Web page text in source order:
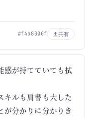
#f4b8306f 共有
感が持てていても拭
キルも肩書も大した
が分かりに分かりき